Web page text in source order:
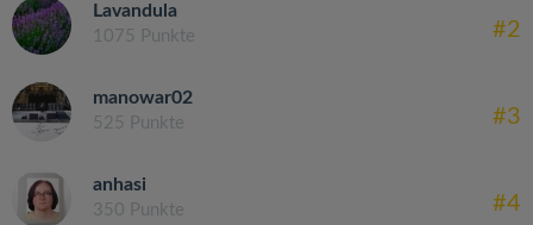
Lavandula
1075 Punkte #2
manowar02
525 Punkte #3
anhasi
350 Punkte #4